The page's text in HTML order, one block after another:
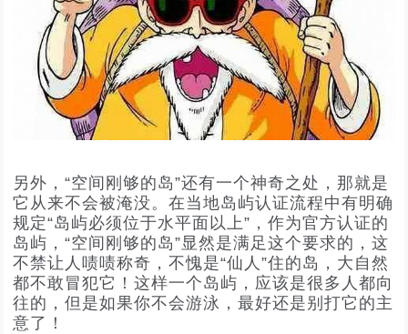
另外，“空间刚够的岛”还有一个神奇之处，那就是
它从来不会被淹没。在当地岛屿认证流程中有明确
规定“岛屿必须位于水平面以上”，作为官方认证的
岛屿，“空间刚够的岛”显然是满足这个要求的，这
不禁让人啧啧称奇，不愧是“仙人”住的岛，大自然
都不敢冒犯它！这样一个岛屿，应该是很多人都向
往的，但是如果你不会游泳，最好还是别打它的主
意了！